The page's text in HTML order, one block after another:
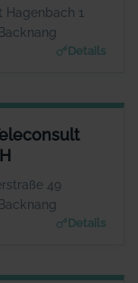
Hagenbach 1
Details
49
Details
GMBH
Martin Götzer
teleconsult.de